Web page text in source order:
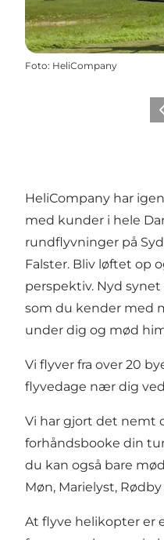
Foto: HeliCompany
HeliCompany har
med kunder i hele
rundflyvninger på
Falster. Bliv løftet op
perspektiv. Nyd
som du kender med
under dig og mød
Vi flyver fra over 20
flyvedage nær dig
Vi har gjort det nemt
forhåndsbooke din
du kan også bare
Møn, Marielyst,
At flyve helikopter er